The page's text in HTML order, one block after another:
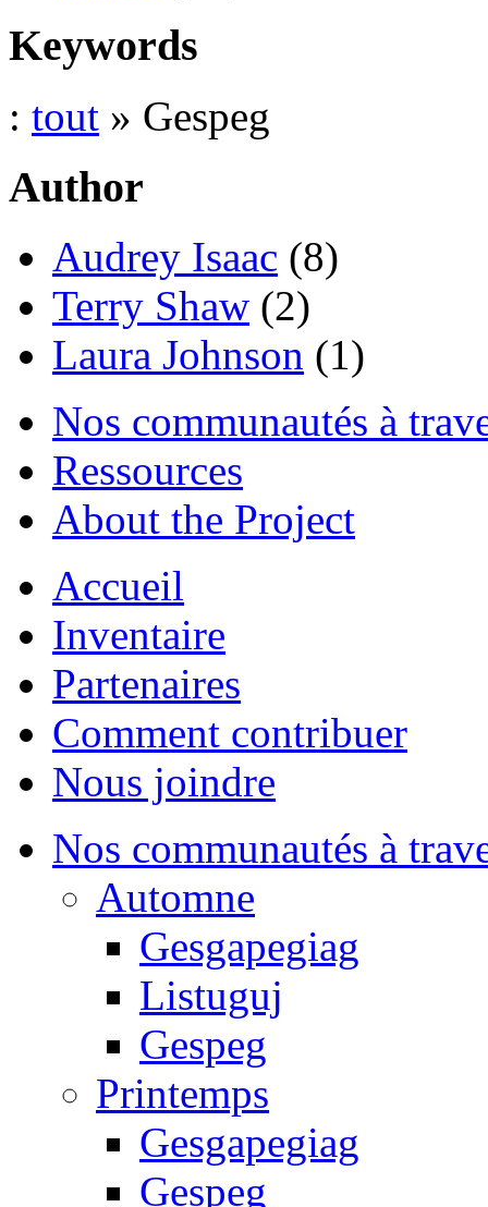
Keywords
: tout » Gespeg
Author
Audrey Isaac (8)
Terry Shaw (2)
Laura Johnson (1)
Nos communautés à
Ressources
About the Project
Accueil
Inventaire
Partenaires
Comment contribuer
Nous joindre
Nos communautés à
Automne
Gesgapegiag
Listuguj
Gespeg
Printemps
Gesgapegiag
Gespeg